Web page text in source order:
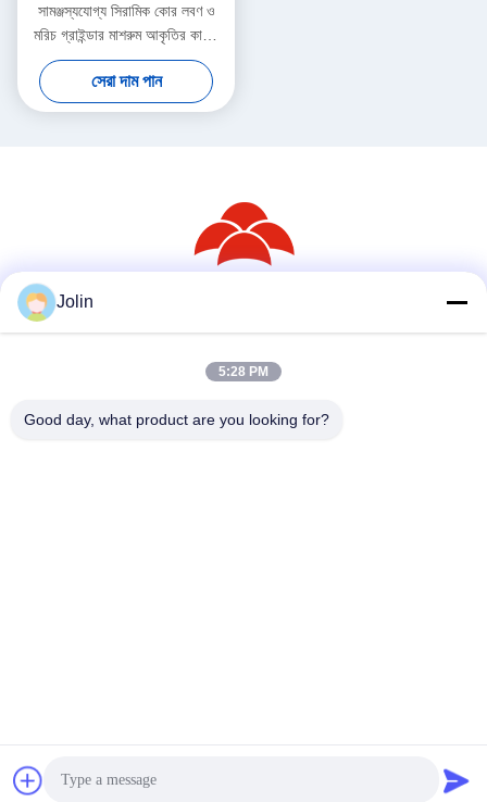
সামঞ্জস্যযোগ্য সিরামিক কোর লবণ ও
মরিচ গ্রাইন্ডার মাশরুম আকৃতির কাঠের
জার
সেরা দাম পান
দ্রুত যোগাযোগ
চীন ভালো মানের প্লাস্টিকের পেপার গ্রিলার সরবরাহকারী। কপিরাইট © 2024-2026
KAIRUN CO.,LIMITED সমস্ত অধিকার সংরক্ষিত।
Jolin
5:28 PM
Good day, what product are you looking for?